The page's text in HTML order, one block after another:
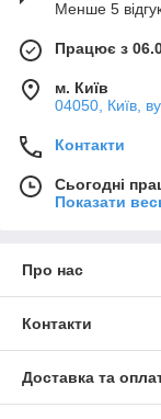
Менше 5
Працює з
м. Київ
04050, Київ,
Контакти
Сьогодні
Показати
Про нас
Контакти
Доставка та